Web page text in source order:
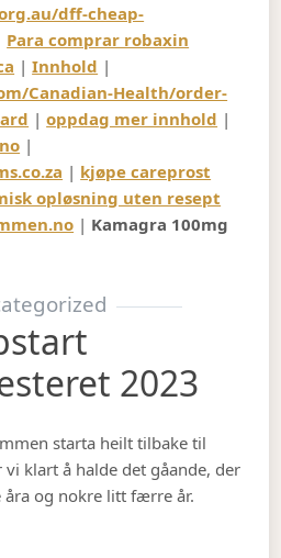
dff-cheap-
Para comprar robaxin
|Innhold |
Canadian-Health/order-
|oppdag mer innhold |
|
| kjøpe careprost
opløsning uten resept
| Kamagra 100mg
2023
starta heilt tilbake til
klart å halde det gåande, der
åra og nokre litt færre år.